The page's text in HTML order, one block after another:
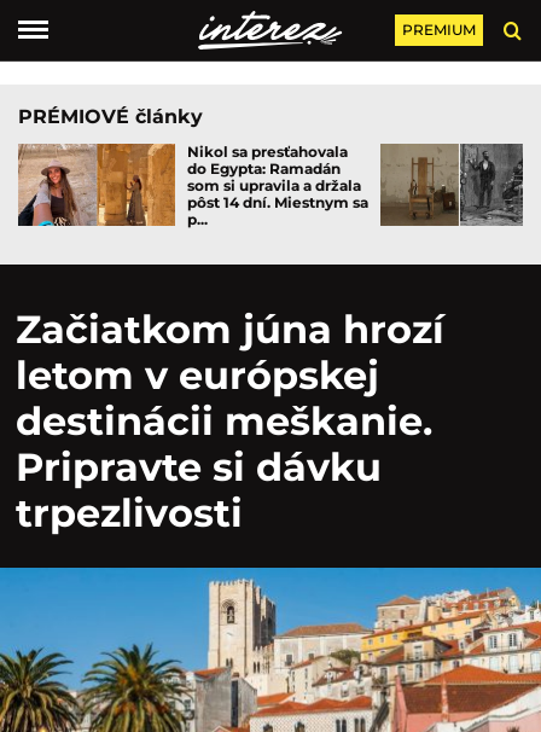
PREMIUM
PRÉMIOVÉ články
Nikol sa presťahovala
do Egypta: Ramadán
som si upravila a držala
pôst 14 dní. Miestnym sa
p...
Začiatkom júna hrozí
letom v európskej
destinácii meškanie.
Pripravte si dávku
trpezlivosti